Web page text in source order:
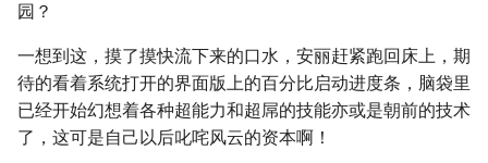
园？
一想到这，摸了摸快流下来的口水，安丽赶紧跑回床上，期
待的看着系统打开的界面版上的百分比启动进度条，脑袋里
已经开始幻想着各种超能力和超屌的技能亦或是朝前的技术
了，这可是自己以后叱咤风云的资本啊！